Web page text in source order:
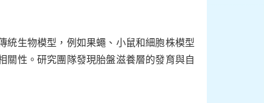
統生物模型，例如果蠅、小鼠和細胞株模型
關性。研究團隊發現胎盤滋養層的發育與自